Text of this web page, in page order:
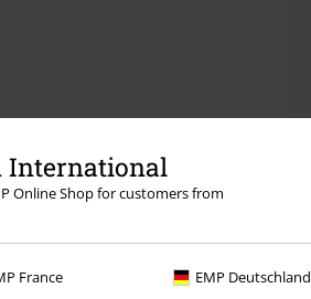
International
Online Shop for customers from
France EMP Deutschland